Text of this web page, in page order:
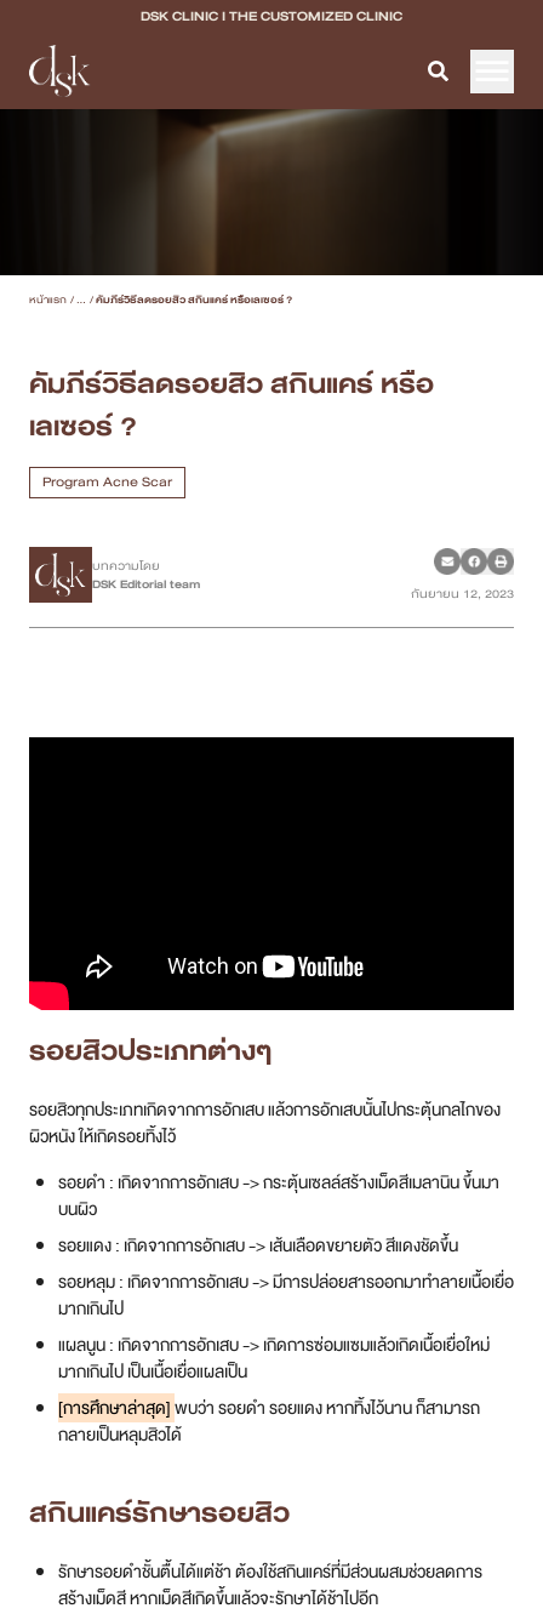
DSK CLINIC I THE CUSTOMIZED CLINIC
Program Filler & Lifting
Program Acne Scar
Program Skin Quality
Program Body Confidence
แพทย์ของเรา
เคสรีวิว
สาขา Siam Paragon
สาขา Stadium One
สาขา MRT สุทธิสาร
สาขา เซ็นทรัลปิ่นเกล้า
สาขา บางนา
สาขา CDC
สาขา นครปฐม
ไทย
หน้าแรก /... /คัมภีร์วิธีลดรอยสิว สกินแคร์ หรือเลเซอร์ ?
คัมภีร์วิธีลดรอยสิว สกินแคร์ หรือ
เลเซอร์ ?
Program Acne Scar
บทความโดย
DSK Editorial team
กันยายน 12, 2023
รอยสิวประเภทต่างๆ
รอยสิวทุกประเภทเกิดจากการอักเสบ แล้วการอักเสบนั้นไปกระตุ้นกลไกของ
ผิวหนัง ให้เกิดรอยทิ้งไว้
รอยดำ : เกิดจากการอักเสบ -> กระตุ้นเซลล์สร้างเม็ดสีเมลานิน ขึ้นมา
บนผิว
รอยแดง : เกิดจากการอักเสบ -> เส้นเลือดขยายตัว สีแดงชัดขึ้น
รอยหลุม : เกิดจากการอักเสบ -> มีการปล่อยสารออกมาทำลายเนื้อเยื่อ
มากเกินไป
แผลนูน : เกิดจากการอักเสบ -> เกิดการซ่อมแซมแล้วเกิดเนื้อเยื่อใหม่
มากเกินไป เป็นเนื้อเยื่อแผลเป็น
[การศึกษาล่าสุด]พบว่า รอยดำ รอยแดง หากทิ้งไว้นาน ก็สามารถ
กลายเป็นหลุมสิวได้
สกินแคร์รักษารอยสิว
รักษารอยดำชั้นตื้นได้แต่ช้า ต้องใช้สกินแคร์ที่มีส่วนผสมช่วยลดการ
สร้างเม็ดสี หากเม็ดสีเกิดขึ้นแล้วจะรักษาได้ช้าไปอีก